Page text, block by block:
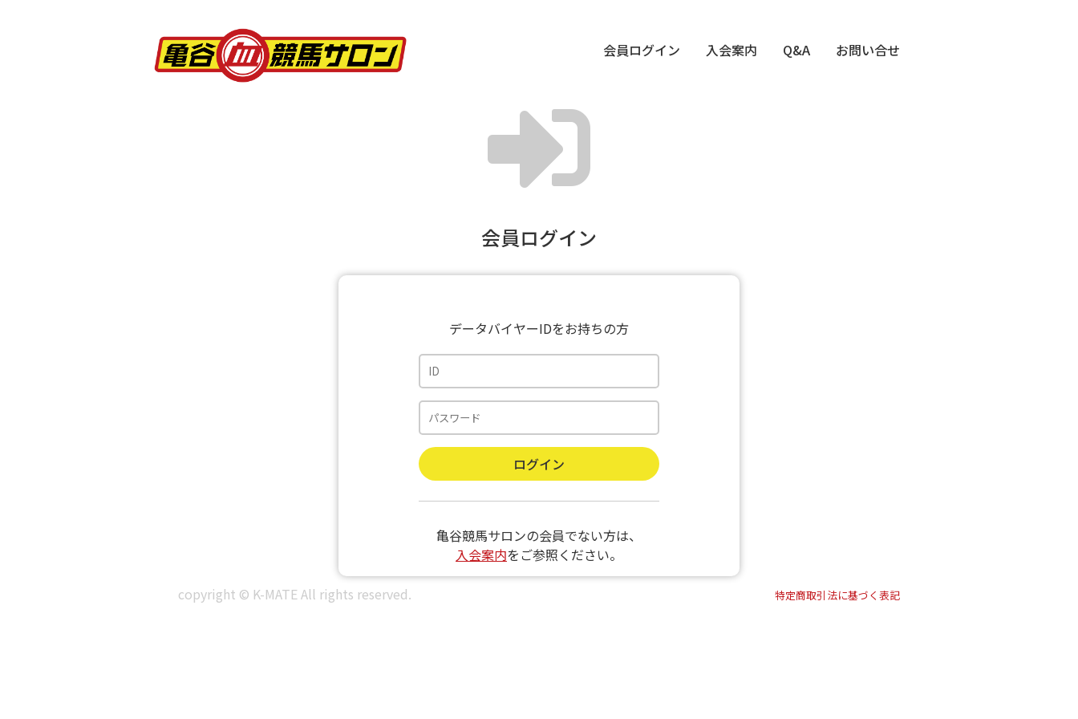
会員ログイン 入会案内 Q&A お問い合せ
会員ログイン
データバイヤーIDをお持ちの方
亀谷競馬サロンの会員でない方は、
入会案内をご参照ください。
copyright © K-MATE All rights reserved. 特定商取引法に基づく表記